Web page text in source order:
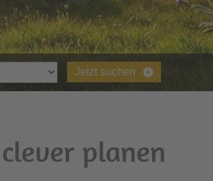
Jetzt suchen
planen